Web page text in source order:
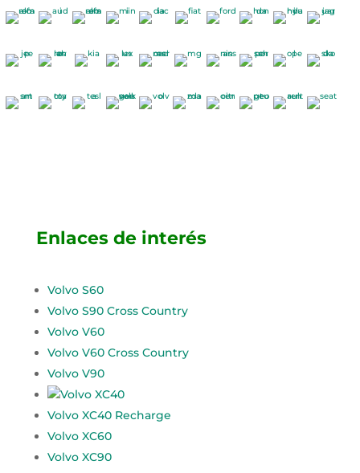
Enlaces de interés
Volvo S60
Volvo S90 Cross Country
Volvo V60
Volvo V60 Cross Country
Volvo V90
Volvo XC40
Volvo XC40 Recharge
Volvo XC60
Volvo XC90